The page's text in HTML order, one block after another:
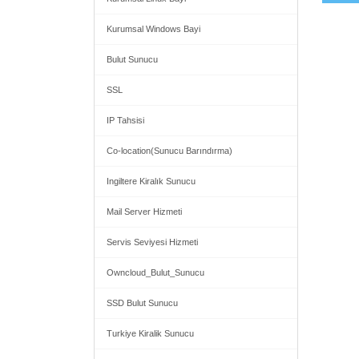
Kurumsal Windows Bayi
Bulut Sunucu
SSL
IP Tahsisi
Co-location(Sunucu Barındırma)
Ingiltere Kiralık Sunucu
Mail Server Hizmeti
Servis Seviyesi Hizmeti
Owncloud_Bulut_Sunucu
SSD Bulut Sunucu
Turkiye Kiralik Sunucu